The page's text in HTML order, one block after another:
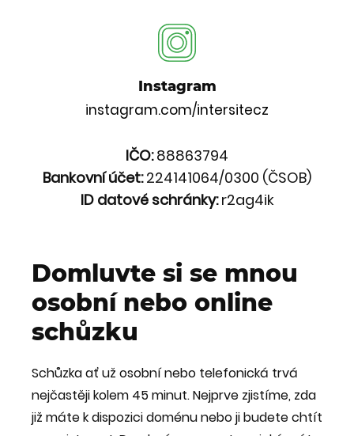
Instagram
instagram.com/intersitecz
IČO:88863794
Bankovní účet:224141064/0300 (ČSOB)
ID datové schránky:r2ag4ik
Domluvte si se mnou
osobní nebo online
schůzku
Schůzka ať už osobní nebo telefonická trvá
nejčastěji kolem 45 minut. Nejprve zjistíme, zda
již máte k dispozici doménu nebo ji budete chtít